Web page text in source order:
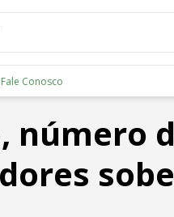
Fale Conosco
número
sobe